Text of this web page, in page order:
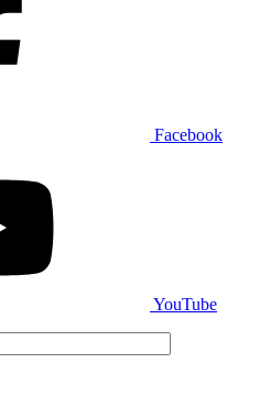
Facebook
YouTube